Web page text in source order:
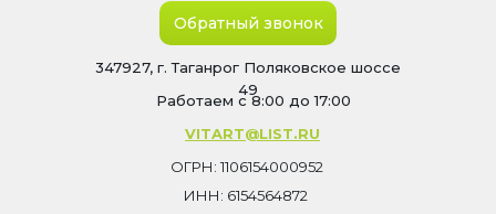
Работаем с 8:00 до 17:00
347927, г. Таганрог Поляковское шоссе
49
VITART@LIST.RU
Обратный звонок
ИНН: 6154564872
ОГРН: 1106154000952